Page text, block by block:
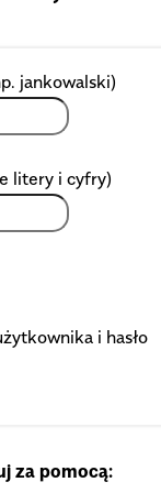
jankowalski)
litery i cyfry)
i hasło
za pomocą: